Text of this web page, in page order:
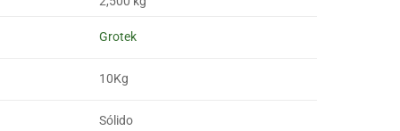
Grotek
10Kg
Sólido